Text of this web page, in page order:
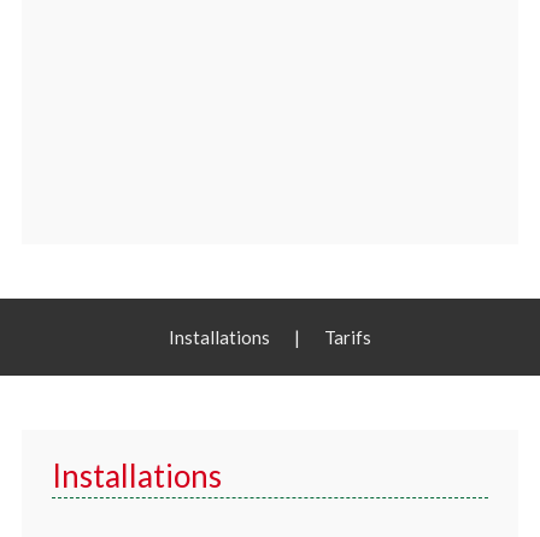
Installations | Tarifs
Installations